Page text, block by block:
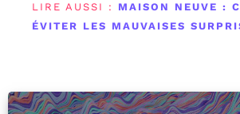
LIRE AUSSI : MAISON NEUVE :
ÉVITER LES MAUVAISES